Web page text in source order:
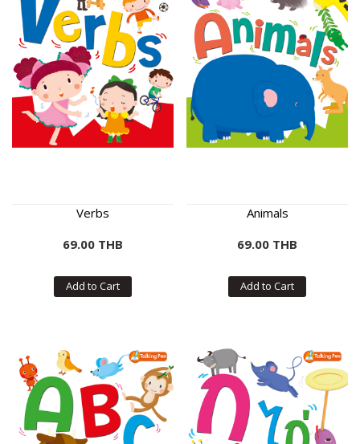
Verbs
69.00 THB
Add to Cart
Animals
69.00 THB
Add to Cart